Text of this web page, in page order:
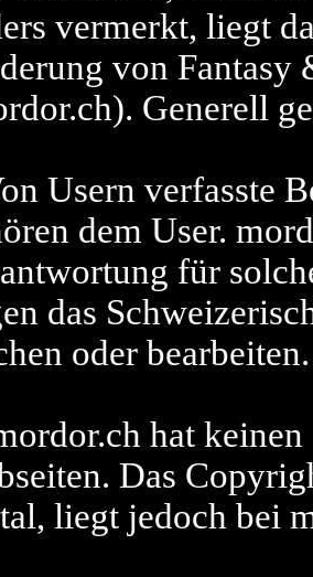
vermerkt, liegt
von
Generell
Usern verfasste
dem User.
für
das
oder bearbeiten.
hat
Das
liegt jedoch bei